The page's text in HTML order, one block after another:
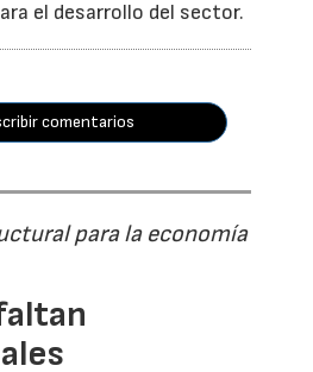
el desarrollo del sector.
comentarios
para la economía